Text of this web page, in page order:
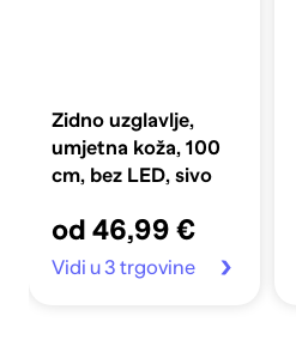
Zidno uzglavlje,
umjetna koža, 100
cm, bez LED, sivo
od 46,99 €
Vidi u 3 trgovine